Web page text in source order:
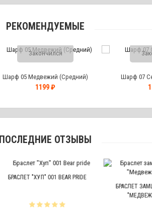
РЕКОМЕНДУЕМЫЕ
Закончился
Шарф 05 Медвежий (Средний)
1199 ₽
Шарф 07
ПОСЛЕДНИЕ ОТЗЫВЫ
БРАСЛЕТ "ХУП" 001 BEAR PRIDE
БРАСЛЕТ